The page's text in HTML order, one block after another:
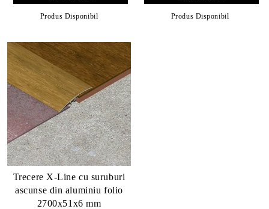
Produs Disponibil Produs Disponibil
Trecere X-Line cu suruburi
ascunse din aluminiu folio
2700x51x6 mm